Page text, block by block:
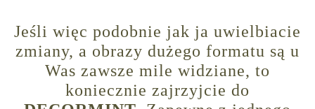
Jeśli więc podobnie jak ja uwielbiacie
zmiany, a obrazy dużego formatu są u
Was zawsze mile widziane, to
koniecznie zajrzyjcie do